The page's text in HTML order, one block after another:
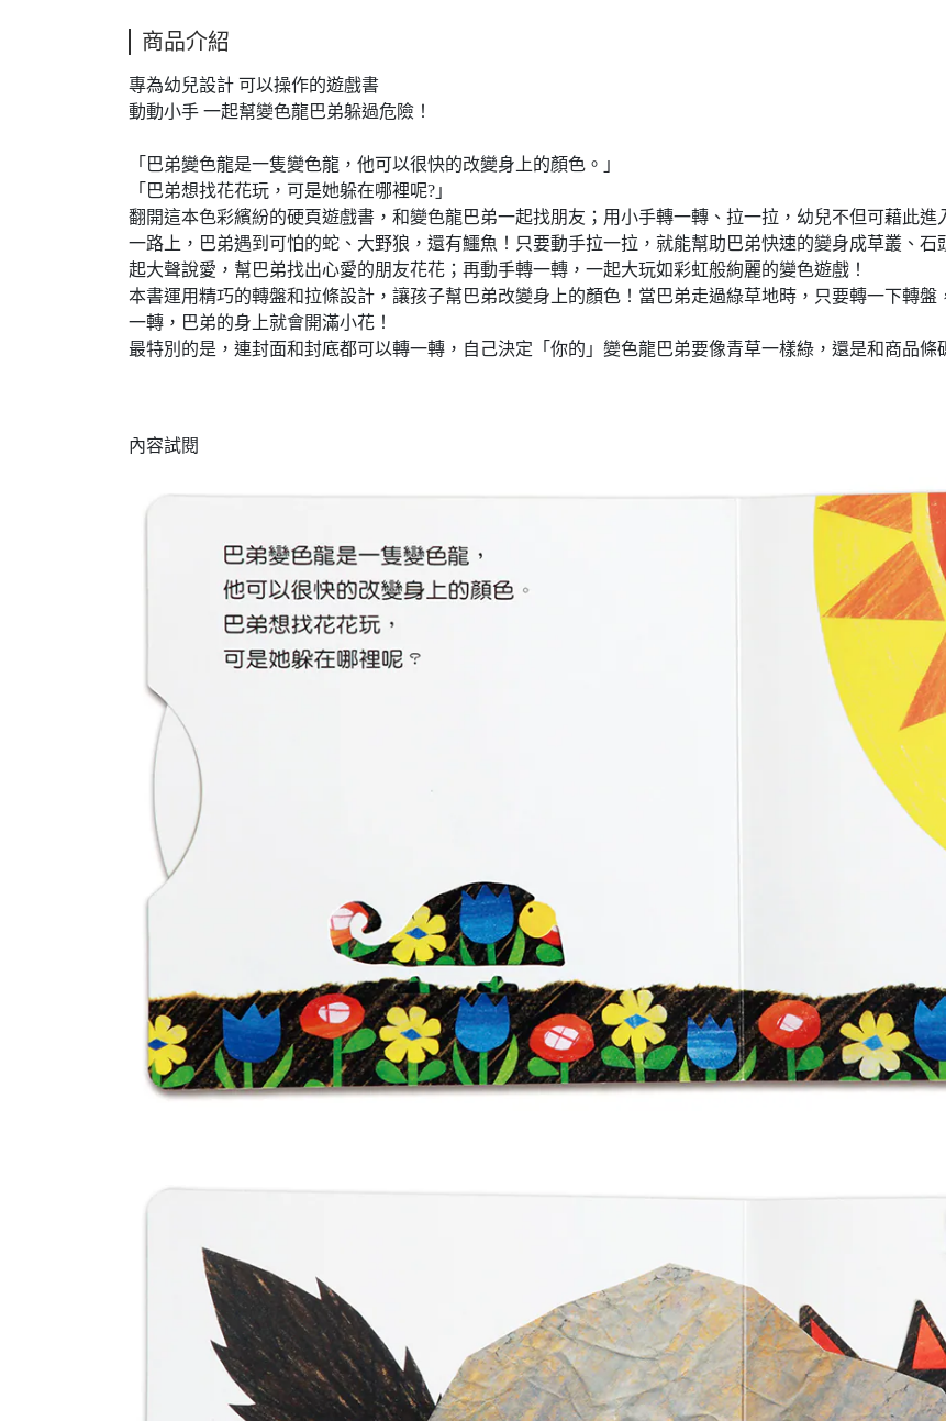
商品介紹
專為幼兒設計 可以操作的遊戲書
動動小手 一起幫變色龍巴弟躲過危險！
「巴弟變色龍是一隻變色龍，他可以很快的改變身上的顏色。」
「巴弟想找花花玩，可是她躲在哪裡呢?」
翻開這本色彩繽紛的硬頁遊戲書，和變色龍巴弟一起找朋友；用小手轉一轉、拉一拉，幼兒不但可藉此進
一路上，巴弟遇到可怕的蛇、大野狼，還有鱷魚！只要動手拉一拉，就能幫助巴弟快速的變身成草叢、
起大聲說愛，幫巴弟找出心愛的朋友花花；再動手轉一轉，一起大玩如彩虹般絢麗的變色遊戲！
本書運用精巧的轉盤和拉條設計，讓孩子幫巴弟改變身上的顏色！當巴弟走過綠草地時，只要轉一下轉
一轉，巴弟的身上就會開滿小花！
最特別的是，連封面和封底都可以轉一轉，自己決定「你的」變色龍巴弟要像青草一樣綠，還是和商品條
內容試閱